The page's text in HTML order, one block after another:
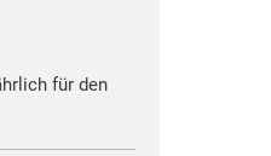
für den